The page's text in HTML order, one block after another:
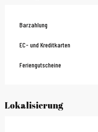
Barzahlung
EC- und Kreditkarten
Feriengutscheine
Lokalisierung